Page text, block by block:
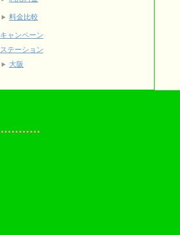
料金比較
キャンペーン
ステーション
大阪